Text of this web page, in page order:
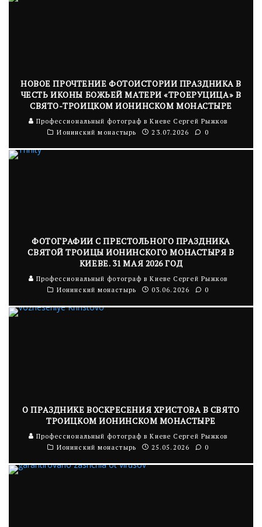
НОВОЕ ПРОЧТЕНИЕ ФОТОИСТОРИИ ПРАЗДНИКА В
ЧЕСТЬ ИКОНЫ БОЖЬЕЙ МАТЕРИ «ТРОЕРУЦИЦА» В
СВЯТО-ТРОИЦКОМ ИОНИНСКОМ МОНАСТЫРЕ
Профессиональный фотограф в Киеве Сергей Рыжков
Ионинский монастырь
23.07.2026 0
ФОТОГРАФИИ С ПРЕСТОЛЬНОГО ПРАЗДНИКА
СВЯТОЙ ТРОИЦЫ ИОНИНСКОГО МОНАСТЫРЯ В
КИЕВЕ. 31 МАЯ 2026 ГОД
Профессиональный фотограф в Киеве Сергей Рыжков
Ионинский монастырь
03.06.2026 0
О ПРАЗДНИКЕ ВОСКРЕСЕНИЯ ХРИСТОВА В СВЯТО
ТРОИЦКОМ ИОНИНСКОМ МОНАСТЫРЕ
Профессиональный фотограф в Киеве Сергей Рыжков
Ионинский монастырь
25.05.2026 0